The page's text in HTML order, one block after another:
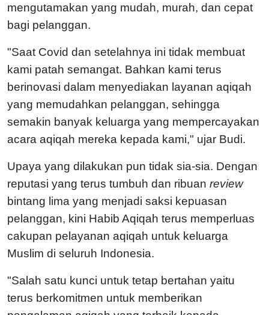
mengutamakan yang mudah, murah, dan cepat
bagi pelanggan.
"Saat Covid dan setelahnya ini tidak membuat
kami patah semangat. Bahkan kami terus
berinovasi dalam menyediakan layanan aqiqah
yang memudahkan pelanggan, sehingga
semakin banyak keluarga yang mempercayakan
acara aqiqah mereka kepada kami," ujar Budi.
Upaya yang dilakukan pun tidak sia-sia. Dengan
reputasi yang terus tumbuh dan ribuan review
bintang lima yang menjadi saksi kepuasan
pelanggan, kini Habib Aqiqah terus memperluas
cakupan pelayanan aqiqah untuk keluarga
Muslim di seluruh Indonesia.
"Salah satu kunci untuk tetap bertahan yaitu
terus berkomitmen untuk memberikan